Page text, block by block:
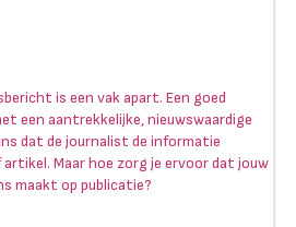
is een vak apart. Een goed
een aantrekkelijke, nieuwswaardige
dat de journalist de informatie
Maar hoe zorg je ervoor dat jouw
maakt op publicatie?